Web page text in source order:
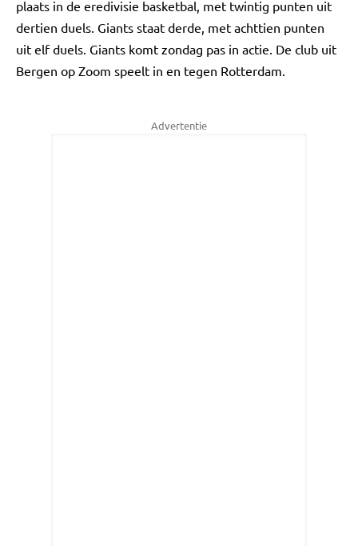
plaats in de eredivisie basketbal, met twintig punten uit
dertien duels. Giants staat derde, met achttien punten
uit elf duels. Giants komt zondag pas in actie. De club uit
Bergen op Zoom speelt in en tegen Rotterdam.
Advertentie